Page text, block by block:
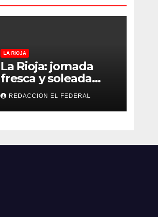
LA RIOJA
La Rioja: jornada
fresca y soleada
este jueves, con
temperaturas
estables para el
REDACCION EL FEDERAL